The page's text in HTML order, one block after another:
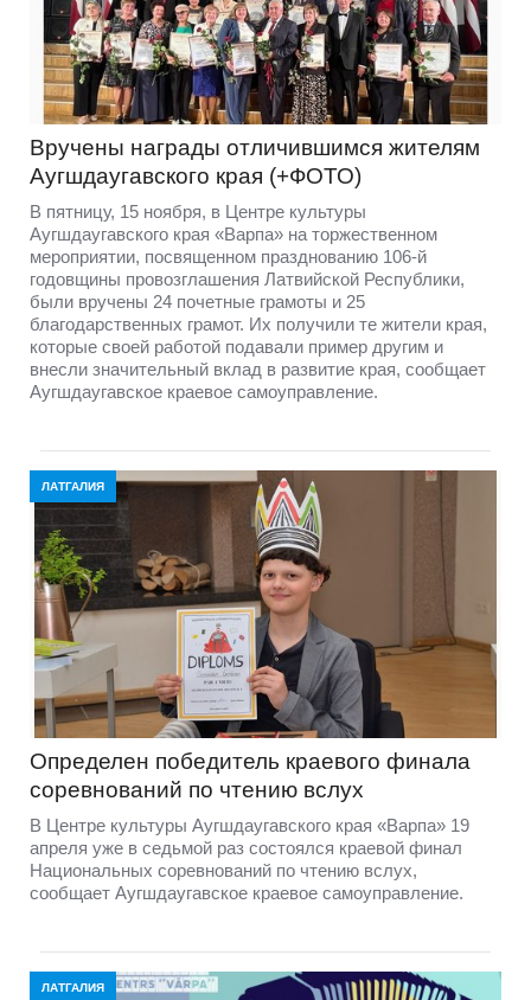
Вручены награды отличившимся жителям
Аугшдаугавского края (+ФОТО)
В пятницу, 15 ноября, в Центре культуры
Аугшдаугавского края «Варпа» на торжественном
мероприятии, посвященном празднованию 106-й
годовщины провозглашения Латвийской Республики,
были вручены 24 почетные грамоты и 25
благодарственных грамот. Их получили те жители края,
которые своей работой подавали пример другим и
внесли значительный вклад в развитие края, сообщает
Аугшдаугавское краевое самоуправление.
ЛАТГАЛИЯ
Определен победитель краевого финала
соревнований по чтению вслух
В Центре культуры Аугшдаугавского края «Варпа» 19
апреля уже в седьмой раз состоялся краевой финал
Национальных соревнований по чтению вслух,
сообщает Аугшдаугавское краевое самоуправление.
ЛАТГАЛИЯ